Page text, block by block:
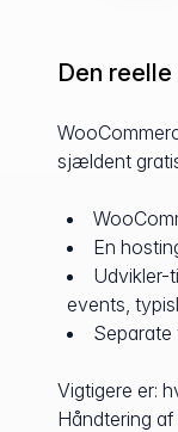
Den
sjældent
En
Udvikler-
events,
Vigtigere er:
Håndtering